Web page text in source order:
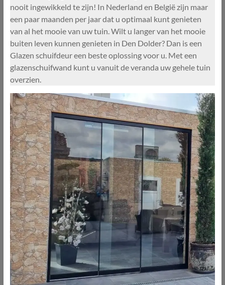
nooit ingewikkeld te zijn! In Nederland en België zijn maar
een paar maanden per jaar dat u optimaal kunt genieten
van al het mooie van uw tuin. Wilt u langer van het mooie
buiten leven kunnen genieten in Den Dolder? Dan is een
Glazen schuifdeur een beste oplossing voor u. Met een
glazenschuifwand kunt u vanuit de veranda uw gehele tuin
overzien.